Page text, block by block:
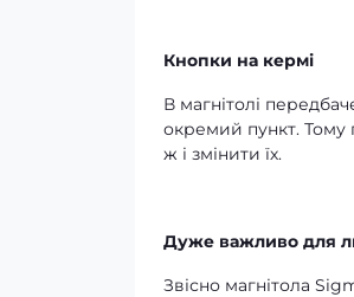
Кнопки на кермі
В магнітолі
окремий пункт. Тому
ж і змінити їх.
Дуже важливо для
Звісно магнітола